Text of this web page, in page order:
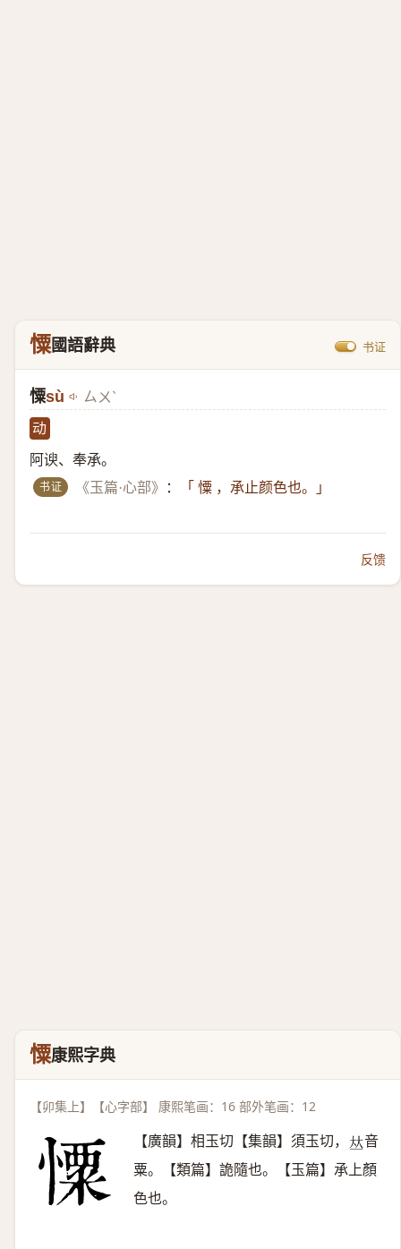
憟國語辭典 书证
憟sù ㄙㄨˋ
动
阿谀、奉承。
书证 《玉篇·心部》 ： 「 憟 ，承止颜色也。」
反馈
憟康熙字典
【卯集上】【心字部】 康熙笔画：16 部外笔画：12
【廣韻】相玉切【集韻】須玉切， 𠀤音
粟。【類篇】詭隨也。【玉篇】承上顏
色也。